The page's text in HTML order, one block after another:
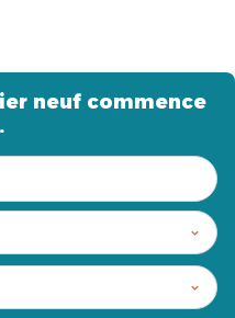
neuf commence